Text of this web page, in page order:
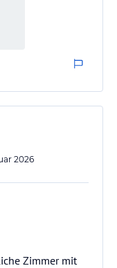
2026
Zimmer mit